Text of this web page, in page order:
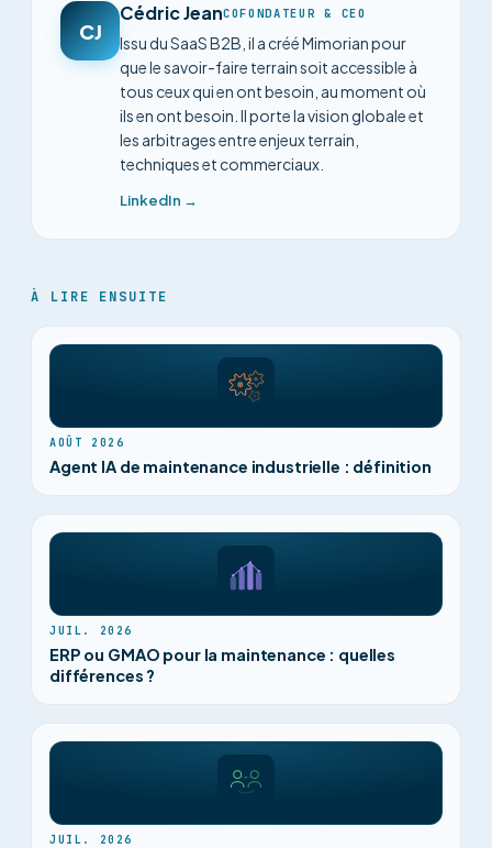
CJ
Cédric JeanCOFONDATEUR & CEO
Issu du SaaS B2B, il a créé Mimorian pour
que le savoir-faire terrain soit accessible à
tous ceux qui en ont besoin, au moment où
ils en ont besoin. Il porte la vision globale et
les arbitrages entre enjeux terrain,
techniques et commerciaux.
LinkedIn →
À LIRE ENSUITE
AOÛT 2026
Agent IA de maintenance industrielle : définition
JUIL. 2026
ERP ou GMAO pour la maintenance : quelles
différences ?
JUIL. 2026